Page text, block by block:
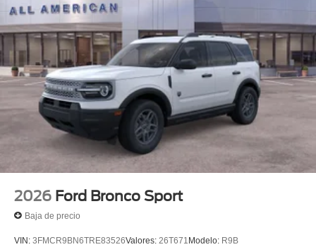
2026 Ford Bronco Sport
Baja de precio
VIN: 3FMCR9BN6TRE83526Valores: 26T671 Modelo: R9B